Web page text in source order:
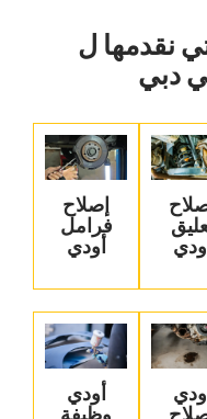
نقدمها ل‏
دبي‏
‏إصلاح
فرامل
أودي‏
‏أودي
وظيفة